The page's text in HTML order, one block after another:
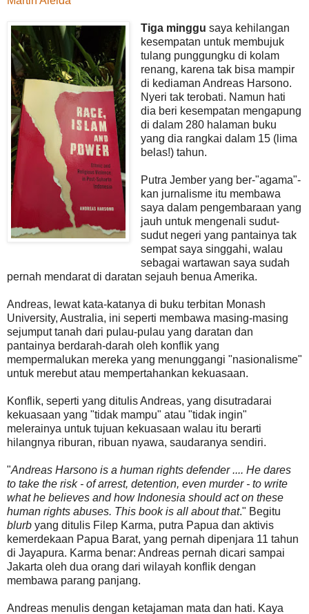
Tiga minggu saya kehilangan
kesempatan untuk membujuk
tulang punggungku di kolam
renang, karena tak bisa mampir
di kediaman Andreas Harsono.
Nyeri tak terobati. Namun hati
dia beri kesempatan mengapung
di dalam 280 halaman buku
yang dia rangkai dalam 15 (lima
belas!) tahun.
Putra Jember yang ber-"agama"-
kan jurnalisme itu membawa
saya dalam pengembaraan yang
jauh untuk mengenali sudut-
sudut negeri yang pantainya tak
sempat saya singgahi, walau
sebagai wartawan saya sudah
pernah mendarat di daratan sejauh benua Amerika.
Andreas, lewat kata-katanya di buku terbitan Monash
University, Australia, ini seperti membawa masing-masing
sejumput tanah dari pulau-pulau yang daratan dan
pantainya berdarah-darah oleh konflik yang
mempermalukan mereka yang menunggangi "nasionalisme"
untuk merebut atau mempertahankan kekuasaan.
Konflik, seperti yang ditulis Andreas, yang disutradarai
kekuasaan yang "tidak mampu" atau "tidak ingin"
melerainya untuk tujuan kekuasaan walau itu berarti
hilangnya riburan, ribuan nyawa, saudaranya sendiri.
"Andreas Harsono is a human rights defender .... He dares
to take the risk - of arrest, detention, even murder - to write
what he believes and how Indonesia should act on these
human rights abuses. This book is all about that." Begitu
blurb yang ditulis Filep Karma, putra Papua dan aktivis
kemerdekaan Papua Barat, yang pernah dipenjara 11 tahun
di Jayapura. Karma benar: Andreas pernah dicari sampai
Jakarta oleh dua orang dari wilayah konflik dengan
membawa parang panjang.
Andreas menulis dengan ketajaman mata dan hati. Kaya